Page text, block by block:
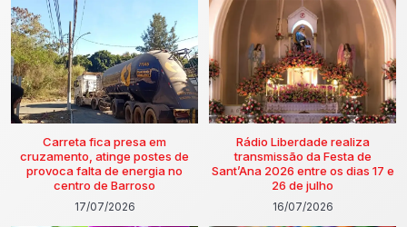
Carreta fica presa em
cruzamento, atinge postes de
provoca falta de energia no
centro de Barroso
17/07/2026
Rádio Liberdade realiza
transmissão da Festa de
Sant’Ana 2026 entre os dias 17 e
26 de julho
16/07/2026